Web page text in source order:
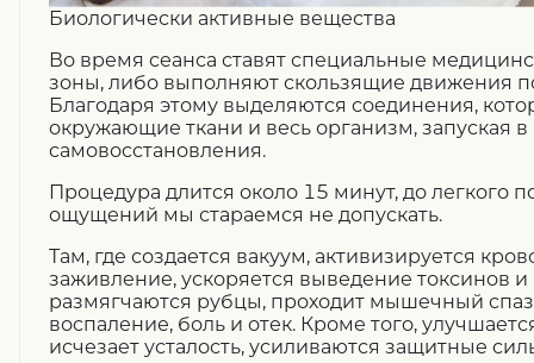
Биологически активные вещества
Во время сеанса ставят специальные
зоны, либо выполняют скользящие движения
Благодаря этому выделяются соединения,
окружающие ткани и весь организм, запуская
самовосстановления.
Процедура длится около 15 минут, до легкого
ощущений мы стараемся не допускать.
Там, где создается вакуум, активизируется
заживление, ускоряется выведение токсинов
размягчаются рубцы, проходит мышечный
воспаление, боль и отек. Кроме того,
исчезает усталость, усиливаются защитные